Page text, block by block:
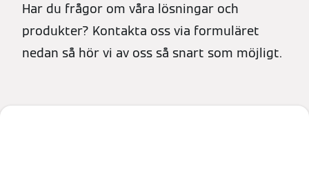
Har du frågor om våra lösningar och
produkter? Kontakta oss via formuläret
nedan så hör vi av oss så snart som möjligt.